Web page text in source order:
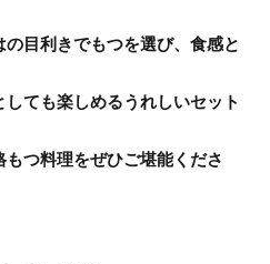
目利きでもつを選び、食感と
ても楽しめるうれしいセット
つ料理をぜひご堪能くださ